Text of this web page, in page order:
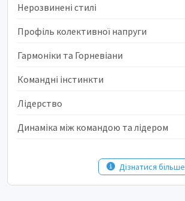
Нерозвинені стилі
Профіль колективної напруги
Гармоніки та Горневіани
Командні інстинкти
Лідерство
Динаміка між командою та лідером
Дізнатися більше